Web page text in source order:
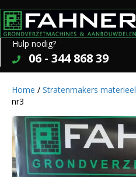
Hulp nodig?
06 - 344 868 39
Home / Stratenmakers materieel
nr3